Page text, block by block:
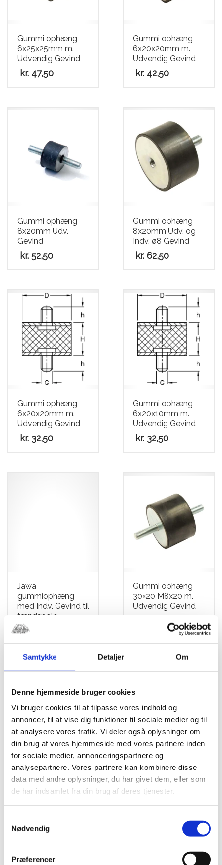
Samtykke Detaljer Om
Denne hjemmeside bruger cookies
Vi bruger cookies til at tilpasse vores indhold og
annoncer, til at vise dig funktioner til sociale medier og til
at analysere vores trafik. Vi deler også oplysninger om
din brug af vores hjemmeside med vores partnere inden
for sociale medier, annonceringspartnere og
analysepartnere. Vores partnere kan kombinere disse
data med andre oplysninger, du har givet dem, eller som
de har indsamlet fra din brug af deres tjenester.
Nødvendig
Præferencer
Gummi ophæng
6x25x25mm m.
Udvendig Gevind
kr. 47,50
Gummi ophæng
6x20x20mm m.
Udvendig Gevind
kr.42,50
Gummi ophæng
8x20mm Udv.
Gevind
kr. 52,50
Gummi ophæng
8x20mm Udv. og
Indv. ø8 Gevind
kr.62,50
Gummi ophæng
6x20x20mm m.
Udvendig Gevind
kr. 32,50
Gummi ophæng
6x20x10mm m.
Udvendig Gevind
kr.32,50
Jawa
gummiophæng
med Indv. Gevind til
tændspole
kr.75,00
Gummi ophæng
30×20 M8x20 m.
Udvendig Gevind
Jawa
gummiophæng til
Gummi ophæng
30×25 M8x20 m.
Udvendig Gevind